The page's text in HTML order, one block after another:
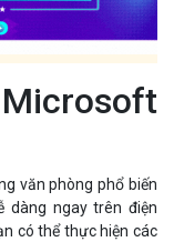
văn phòng phổ biến
dàng ngay trên điện
có thể thực hiện các